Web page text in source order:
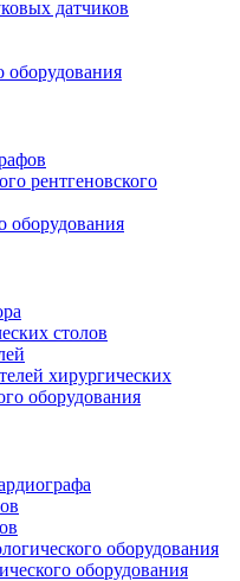
датчиков
оборудования
рентгеновского
оборудования
столов
хирургических
оборудования
оборудования
оборудования